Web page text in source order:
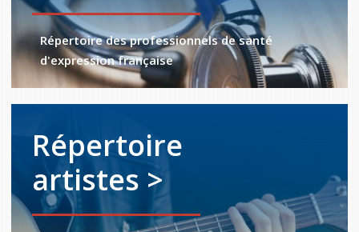
Répertoire des professionnels de santé
d'expression française
Répertoire
artistes >